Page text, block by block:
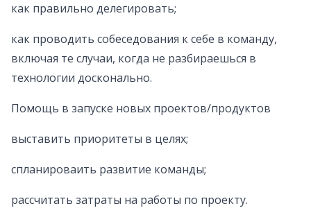
как правильно делегировать;
как проводить собеседования к себе в команду,
включая те случаи, когда не разбираешься в
технологии досконально.
Помощь в запуске новых проектов/продуктов
выставить приоритеты в целях;
спланироваить развитие команды;
рассчитать затраты на работы по проекту.